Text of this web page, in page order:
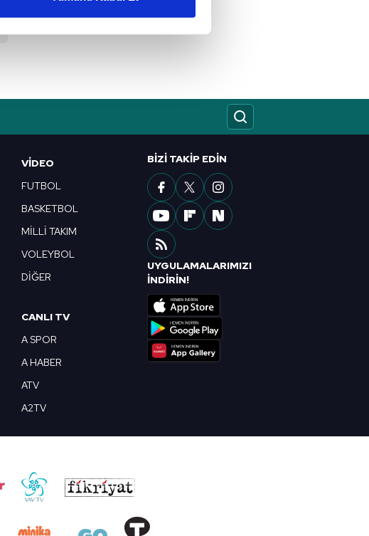
reklamlar gösterilmeyecektir."
kullanılacaktır.
ilişkin detaylı bilgi için Ayarlar
okumak ve sitemizde ilgili
VIDEO
FUTBOL
BASKETBOL
MİLLİ TAKIM
VOLEYBOL
DİĞER
CANLI TV
A SPOR
A HABER
ATV
A2TV
BIZI TAKIP EDIN
UYGULAMALARIMIZI
İNDİRİN!